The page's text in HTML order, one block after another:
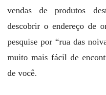
vendas de produtos
descobrir o endereço de
pesquise por “rua das
muito mais fácil de
de você.